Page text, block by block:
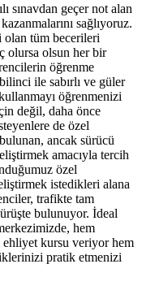
sınavdan geçer not alan
sağlıyoruz.
olan tüm becerileri
olursa olsun her bir
öğrenme
ile sabırlı ve güler
öğrenmenizi
değil, daha önce
de özel
ancak sürücü
amacıyla tercih
özel
istedikleri alana
trafikte tam
bulunuyor. İdeal
hem
kursu veriyor hem
pratik etmenizi